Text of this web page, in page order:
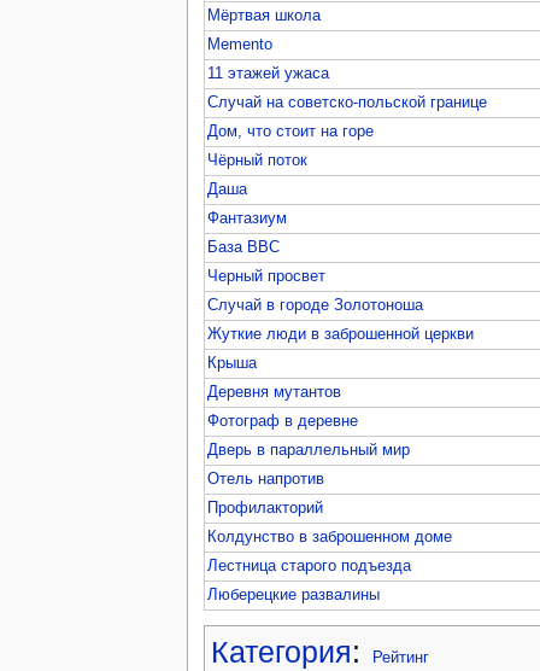
Мёртвая школа
Memento
11 этажей ужаса
Случай на советско-польской границе
Дом, что стоит на горе
Чёрный поток
Даша
Фантазиум
База ВВС
Черный просвет
Случай в городе Золотоноша
Жуткие люди в заброшенной церкви
Крыша
Деревня мутантов
Фотограф в деревне
Дверь в параллельный мир
Отель напротив
Профилакторий
Колдунство в заброшенном доме
Лестница старого подъезда
Люберецкие развалины
Категория: Рейтинг